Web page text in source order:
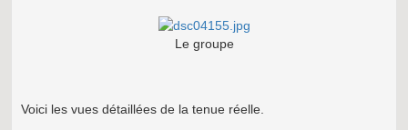
Le groupe
Voici les vues détaillées de la tenue réelle.